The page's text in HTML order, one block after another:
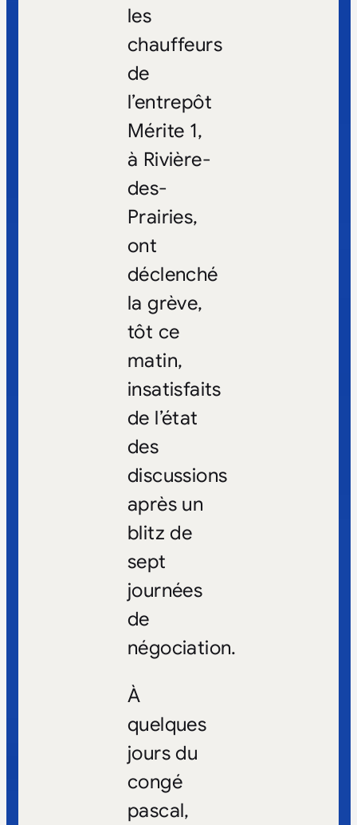
les
chauffeurs
de
l’entrepôt
Mérite 1,
à Rivière-
des-
Prairies,
ont
déclenché
la grève,
tôt ce
matin,
insatisfaits
de l’état
des
discussions
après un
blitz de
sept
journées
de
négociation.
À
quelques
jours du
congé
pascal,